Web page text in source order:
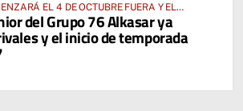
EL 4 DE OCTUBRE FUERA Y EL
EN CASA
del Grupo 76 Alkasar ya
y el inicio de temporada